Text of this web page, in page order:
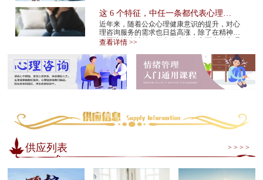
的视频在网...
这 6 个特征，中任一条都代表心理咨
询师不靠谱！赶紧换
近年来，随着公众心理健康意识的提升，对心
理咨询服务的需求也日益高涨，除了在精神专
科医院就诊以外，很多人也会在市面上的心理
备...
查看详情 >>
供应列表 > > > >